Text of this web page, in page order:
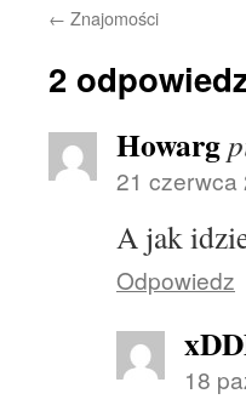
← Znajomości
2
Howarg
21 czerwca
A jak
Odpowiedz
18